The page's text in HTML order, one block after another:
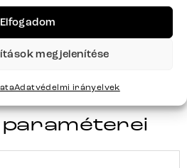
Elfogadom
megjelenítése
Adatvédelmi irányelvek
Teljes sorozat részletei